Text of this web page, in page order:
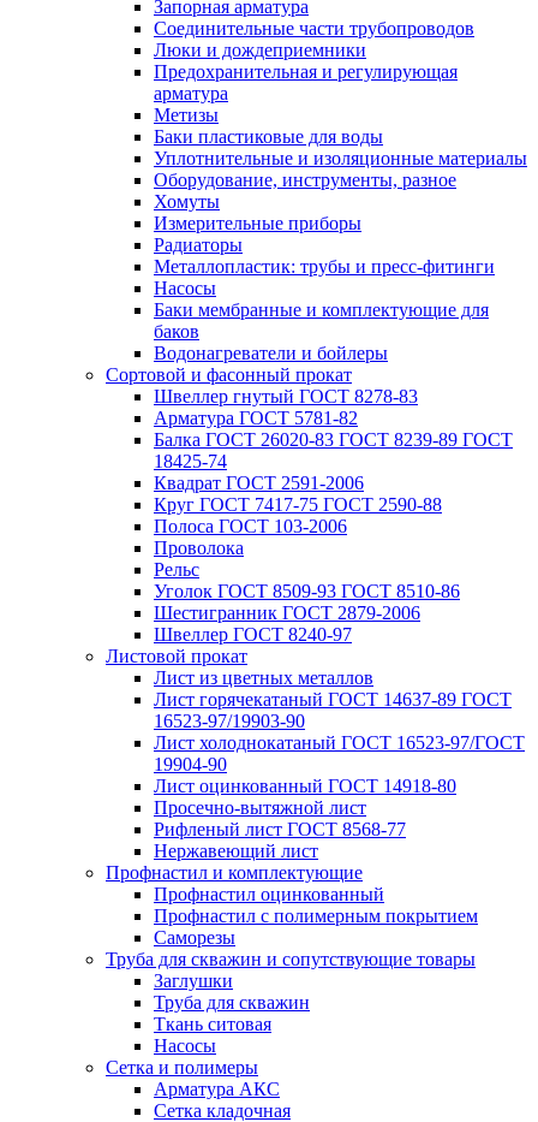
Запорная арматура
Соединительные части трубопроводов
Люки и дождеприемники
Предохранительная и регулирующая
арматура
Метизы
Баки пластиковые для воды
Уплотнительные и изоляционные материалы
Оборудование, инструменты, разное
Хомуты
Измерительные приборы
Радиаторы
Металлопластик: трубы и пресс-фитинги
Насосы
Баки мембранные и комплектующие для
баков
Водонагреватели и бойлеры
Сортовой и фасонный прокат
Швеллер гнутый ГОСТ 8278-83
Арматура ГОСТ 5781-82
Балка ГОСТ 26020-83 ГОСТ 8239-89 ГОСТ
18425-74
Квадрат ГОСТ 2591-2006
Круг ГОСТ 7417-75 ГОСТ 2590-88
Полоса ГОСТ 103-2006
Проволока
Рельс
Уголок ГОСТ 8509-93 ГОСТ 8510-86
Шестигранник ГОСТ 2879-2006
Швеллер ГОСТ 8240-97
Листовой прокат
Лист из цветных металлов
Лист горячекатаный ГОСТ 14637-89 ГОСТ
16523-97/19903-90
Лист холоднокатаный ГОСТ 16523-97/ГОСТ
19904-90
Лист оцинкованный ГОСТ 14918-80
Просечно-вытяжной лист
Рифленый лист ГОСТ 8568-77
Нержавеющий лист
Профнастил и комплектующие
Профнастил оцинкованный
Профнастил с полимерным покрытием
Саморезы
Труба для скважин и сопутствующие товары
Заглушки
Труба для скважин
Ткань ситовая
Насосы
Сетка и полимеры
Арматура АКС
Сетка кладочная